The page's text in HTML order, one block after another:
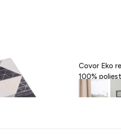
160 x 230 cm,
gri
Covor Eko
418 lei